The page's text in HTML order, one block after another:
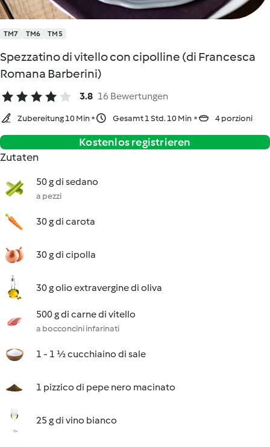
TM7 TM6 TM5
Spezzatino di vitello con cipolline (di Francesca
Romana Barberini)
3.8 16 Bewertungen
Zubereitung 10 Min Gesamt 1 Std. 10 Min 4 porzioni
Kostenlos registrieren
Zutaten
50 g di sedano
a pezzi
30 g di carota
30 g di cipolla
30 g olio extravergine di oliva
500 g di carne di vitello
a bocconcini infarinati
1 - 1 ½ cucchiaino di sale
1 pizzico di pepe nero macinato
25 g di vino bianco